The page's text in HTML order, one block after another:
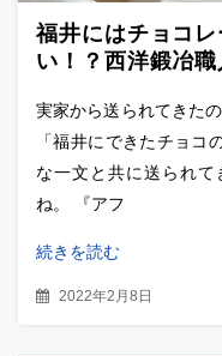
福井にはチョコ
い！？西洋鍛冶
レートの感想
実家から送られてき
「福井にできたチョコ
な一文と共に送られて
ね。 『アフ
続きを読む
2022年2月8日